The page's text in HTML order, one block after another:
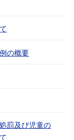
の概要
罰及び児童の